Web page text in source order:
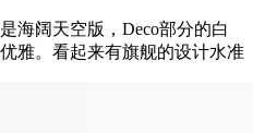
海阔天空版，Deco部分的白
雅。看起来有旗舰的设计水准